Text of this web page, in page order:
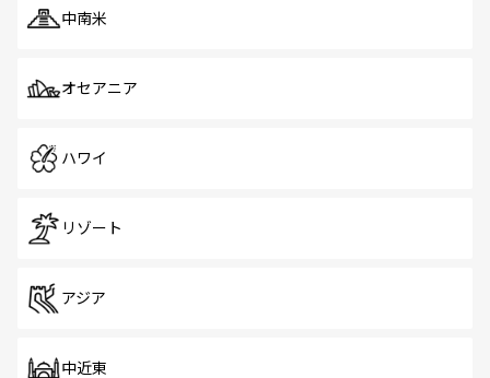
中南米
オセアニア
ハワイ
リゾート
アジア
中近東